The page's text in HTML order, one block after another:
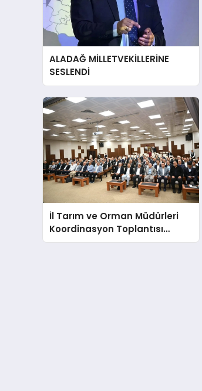
ALADAĞ MİLLETVEKİLLERİNE
SESLENDİ
İl Tarım ve Orman Müdürleri
Koordinasyon Toplantısı
Düzenlendi